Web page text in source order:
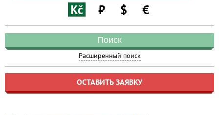
Kč ₽ $ €
Поиск
Расширенный поиск
ОСТАВИТЬ ЗАЯВКУ